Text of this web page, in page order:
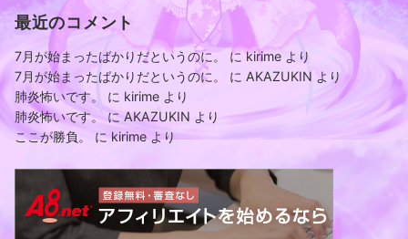
最近のコメント
7月が始まったばかりだというのに。 にkirime より
7月が始まったばかりだというのに。
に AKAZUKIN より
肺炎怖いです。
に kirime より
肺炎怖いです。
に AKAZUKIN より
ここが勝負。
にkirimeより